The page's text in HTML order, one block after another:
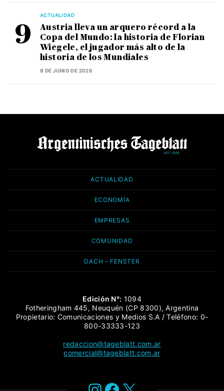
ACTUALIDAD
Austria lleva un arquero récord a la
Copa del Mundo: la historia de Florian
Wiegele, el jugador más alto de la
historia de los Mundiales
9 DE JUNIO DE 2026
ACTUALIDAD
ECONOMÍA
EMPRESAS
COMUNIDAD
DACH – FENSTER
Edición N°: 1094
Fotheringham 445, Neuquén (CP 8300), Argentina
Propietario: Comunicaciones y Medios S.A / Teléfono: 0-
800-33333-123
redaccion@tageblatt.com.ar
comercial@tageblatt.com.ar